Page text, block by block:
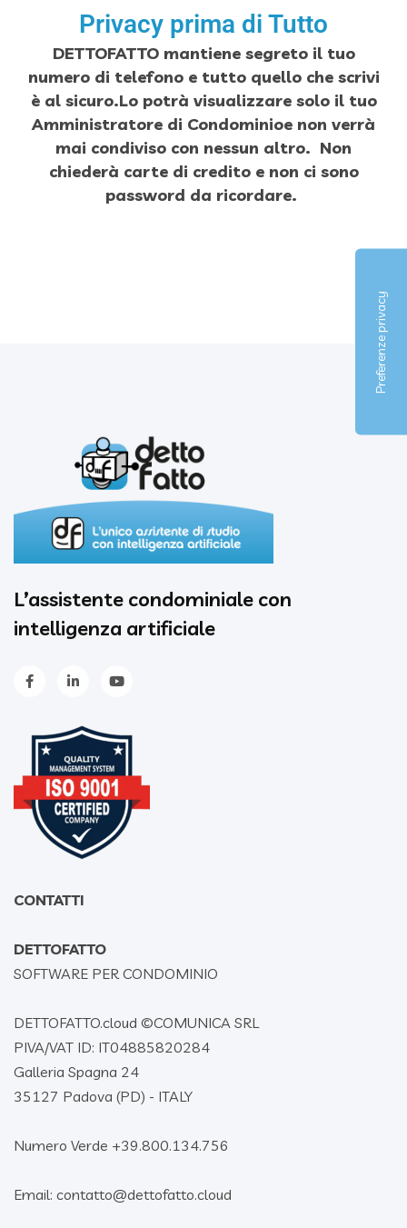
Privacy prima di Tutto
DETTOFATTO mantiene segreto il tuo
numero di telefono e tutto quello che scrivi
è al sicuro.Lo potrà visualizzare solo il tuo
Amministratore di Condominioe non verrà
mai condiviso con nessun altro. Non
chiederà carte di credito e non ci sono
password da ricordare.
L’assistente condominiale con
intelligenza artificiale
CONTATTI
DETTOFATTO
SOFTWARE PER CONDOMINIO
DETTOFATTO.cloud ©COMUNICA SRL
PIVA/VAT ID: IT04885820284
Galleria Spagna 24
35127 Padova (PD) - ITALY
Numero Verde +39.800.134.756
Email: contatto@dettofatto.cloud